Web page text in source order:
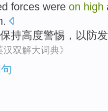
forces were on high
.
保持高度警惕， 以防
汉双解大词典》